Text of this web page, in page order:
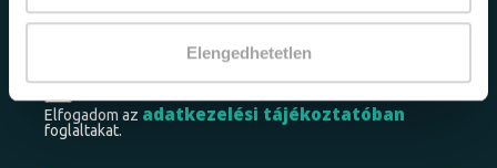
Elengedhetetlen
Elfogadom az adatkezelési tájékoztatóban
foglaltakat.